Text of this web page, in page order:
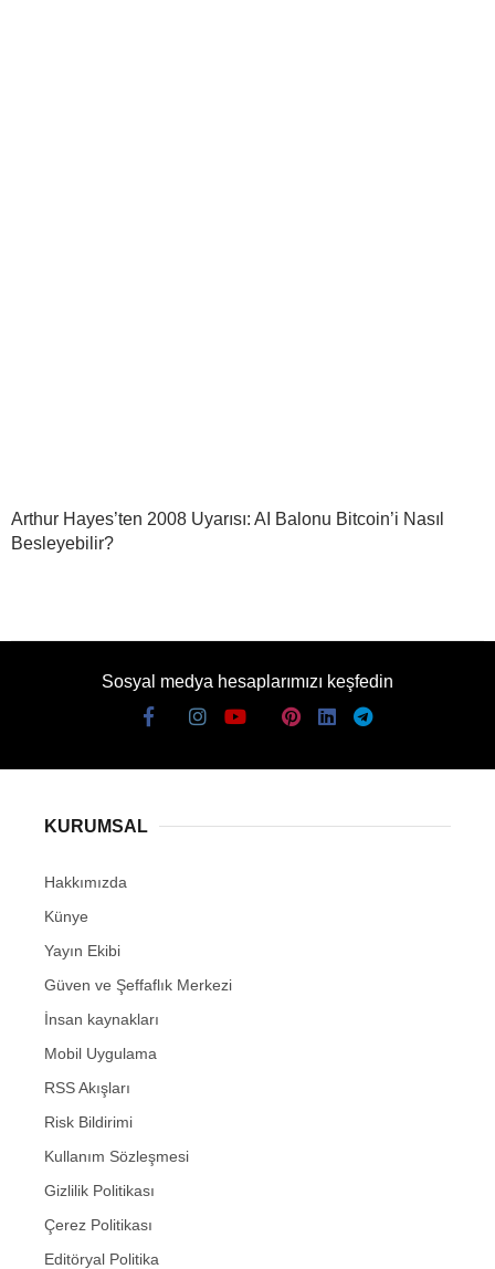
Arthur Hayes’ten 2008 Uyarısı: AI Balonu Bitcoin’i Nasıl
Besleyebilir?
Sosyal medya hesaplarımızı keşfedin
KURUMSAL
Hakkımızda
Künye
Yayın Ekibi
Güven ve Şeffaflık Merkezi
İnsan kaynakları
Mobil Uygulama
RSS Akışları
Risk Bildirimi
Kullanım Sözleşmesi
Gizlilik Politikası
Çerez Politikası
Editöryal Politika